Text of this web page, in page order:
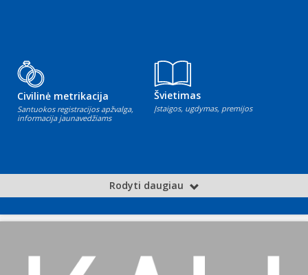
Civilinė metrikacija
Santuokos registracijos apžvalga,
informacija jaunavedžiams
Švietimas
Įstaigos, ugdymas, premijos
Rodyti daugiau